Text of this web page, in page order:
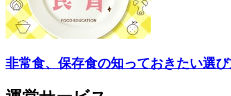
非常食、保存食の知っておきたい選